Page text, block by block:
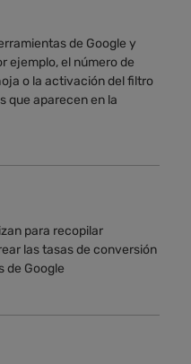
de Google y
ejemplo, el número de
o la activación del filtro
que aparecen en la
para recopilar
las tasas de conversión
de Google